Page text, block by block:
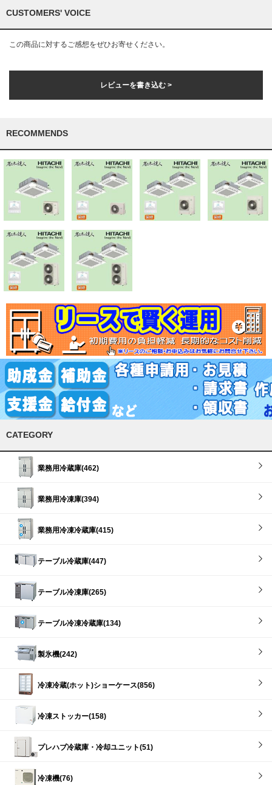
CUSTOMERS' VOICE
この商品に対するご感想をぜひお寄せください。
レビューを書き込む >
RECOMMENDS
CATEGORY
業務用冷蔵庫(462)
業務用冷凍庫(394)
業務用冷凍冷蔵庫(415)
テーブル冷蔵庫(447)
テーブル冷凍庫(265)
テーブル冷凍冷蔵庫(134)
製氷機(242)
冷凍冷蔵(ホット)ショーケース(856)
冷凍ストッカー(158)
プレハブ冷蔵庫・冷却ユニット(51)
冷凍機(76)